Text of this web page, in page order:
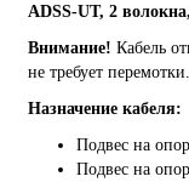
ADSS-UT, 2
Внимание! Кабель
не требует перемотки.
Назначение кабеля:
Подвес на
Подвес на